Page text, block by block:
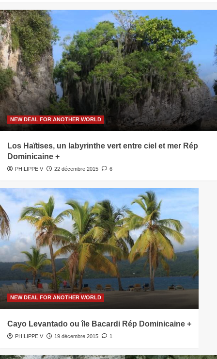
NEW DEAL FOR ANOTHER WORLD
Los Haïtises, un labyrinthe vert entre ciel et mer Rép
Dominicaine +
PHILIPPE V 22 décembre 2015 6
NEW DEAL FOR ANOTHER WORLD
Cayo Levantado ou île Bacardi Rép Dominicaine +
PHILIPPE V 19 décembre 2015 1